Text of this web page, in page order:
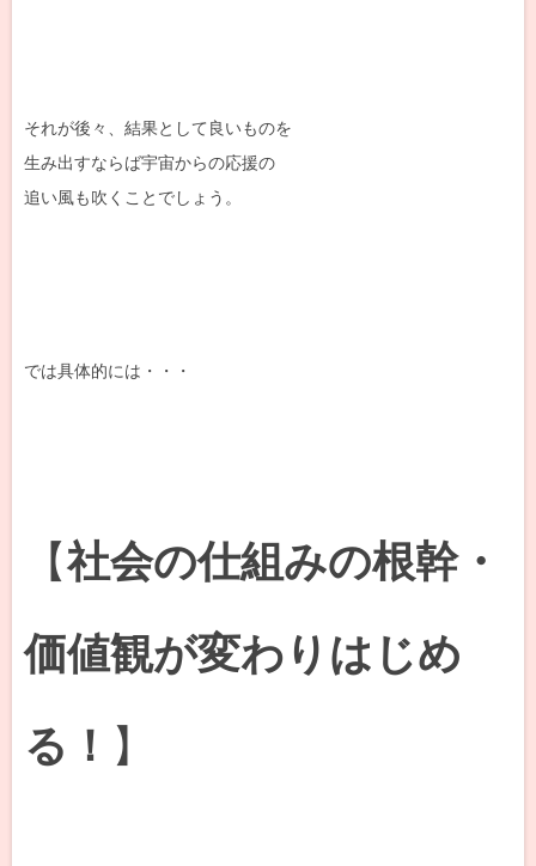
それが後々、結果として良いものを
生み出すならば宇宙からの応援の
追い風も吹くことでしょう。
では具体的には・・・
【社会の仕組みの根幹・
価値観が変わりはじめ
る！ 】